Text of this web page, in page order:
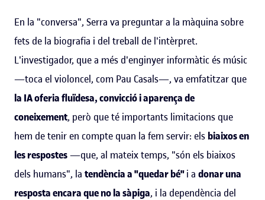
En la "conversa", Serra va preguntar a la màquina sobre
fets de la biografia i del treball de l'intèrpret.
L'investigador, que a més d'enginyer informàtic és músic
—toca el violoncel, com Pau Casals—, va emfatitzar que
la IA oferia fluïdesa, convicció i aparença de
coneixement, però que té importants limitacions que
hem de tenir en compte quan la fem servir: els biaixos en
les respostes—que, al mateix temps, "són els biaixos
dels humans", la tendència a "quedar bé"i a donar una
resposta encara que no la sàpiga, i la dependència del